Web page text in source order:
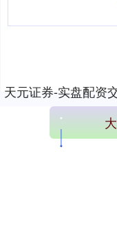
天元证券-实盘配资